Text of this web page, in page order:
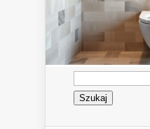
Szukaj: